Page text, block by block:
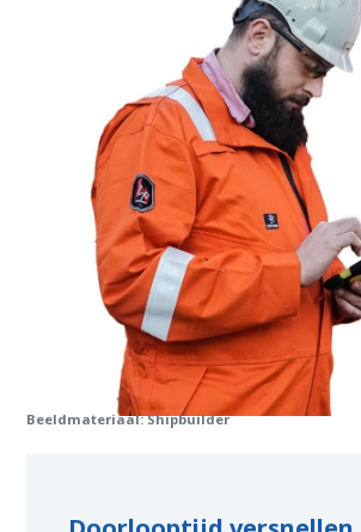
Beeldmateriaal: Shipbuilder